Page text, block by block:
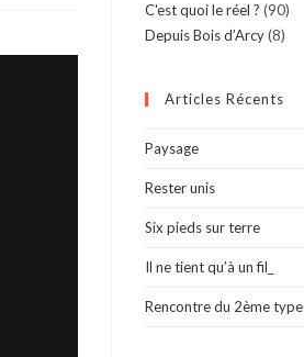
C'est quoi le réel ? (90)
Depuis Bois d’Arcy(8)
Articles Récents
Paysage
Rester unis
Six pieds sur terre
Il ne tient qu’à un fil_
Rencontre du 2ème type